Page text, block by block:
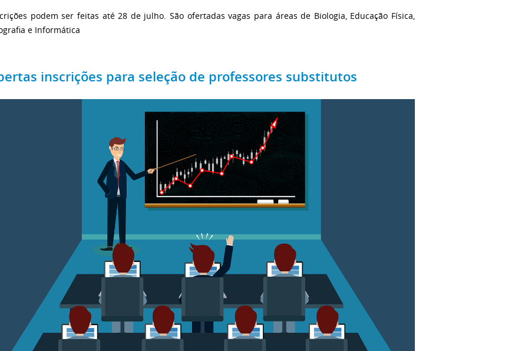
podem ser feitas até 28 de julho. São ofertadas vagas para áreas de Biologia, Educação Física,
e Informática
inscrições para seleção de professores substitutos